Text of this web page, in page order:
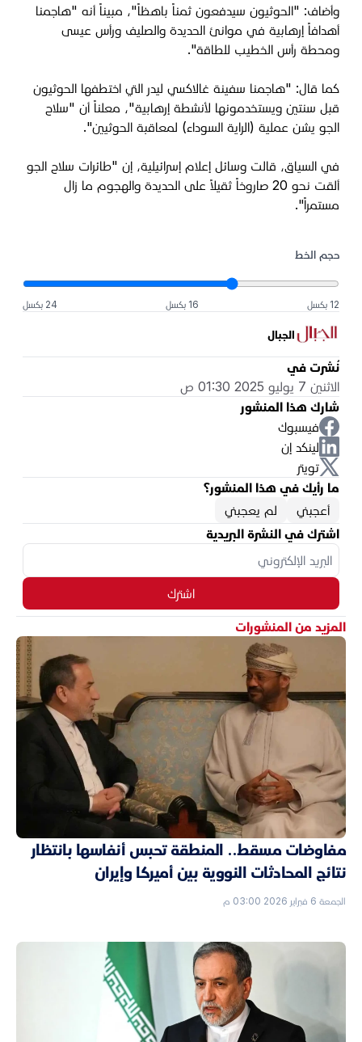
وأضاف: "الحوثيون سيدفعون ثمناً باهظاً"، مبيناً أنه "هاجمنا
أهدافاً إرهابية في موانئ الحديدة والصليف ورأس عيسى
ومحطة رأس الخطيب للطاقة".
كما قال: "هاجمنا سفينة غالاكسي ليدر التي اختطفها الحوثيون
قبل سنتين ويستخدمونها لأنشطة إرهابية"، معلناً أن "سلاح
الجو يشن عملية (الراية السوداء) لمعاقبة الحوثيين".
في السياق، قالت وسائل إعلام إسرائيلية، إن "طائرات سلاح الجو
ألقت نحو 20 صاروخاً ثقيلاً على الحديدة والهجوم ما زال
مستمراً".
حجم الخط
12 بكسل 16 بكسل 24 بكسل
الجبال
نُشرت في
الاثنين 7 يوليو 2025 01:30 ص
شارك هذا المنشور
فيسبوك
لينكد إن
تويتر
ما رأيك في هذا المنشور؟
أعجبني
لم يعجبني
اشترك في النشرة البريدية
اشترك
المزيد من المنشورات
مفاوضات مسقط.. المنطقة تحبس أنفاسها بانتظار
نتائج المحادثات النووية بين أميركا وإيران
الجمعة 6 فبراير 2026 03:00 م